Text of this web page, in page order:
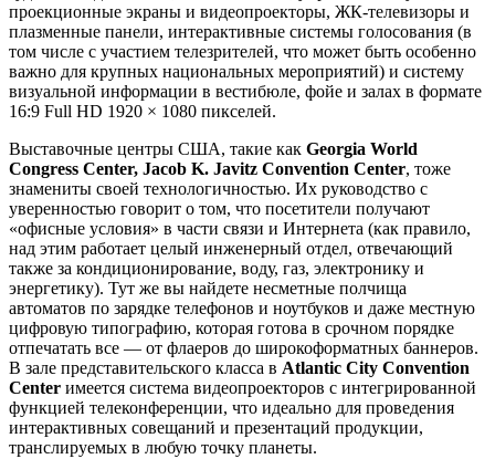
проекционные экраны и видеопроекторы, ЖК-телевизоры и
плазменные панели, интерактивные системы голосования (в
том числе с участием телезрителей, что может быть особенно
важно для крупных национальных мероприятий) и систему
визуальной информации в вестибюле, фойе и залах в формате
16:9 Full HD 1920 × 1080 пикселей.
Выставочные центры США, такие как Georgia World
Congress Center, Jacob K. Javitz Convention Center, тоже
знамениты своей технологичностью. Их руководство с
уверенностью говорит о том, что посетители получают
«офисные условия» в части связи и Интернета (как правило,
над этим работает целый инженерный отдел, отвечающий
также за кондиционирование, воду, газ, электронику и
энергетику). Тут же вы найдете несметные полчища
автоматов по зарядке телефонов и ноутбуков и даже местную
цифровую типографию, которая готова в срочном порядке
отпечатать все — от флаеров до широкоформатных баннеров.
В зале представительского класса в Atlantic City Convention
Center имеется система видеопроекторов с интегрированной
функцией телеконференции, что идеально для проведения
интерактивных совещаний и презентаций продукции,
транслируемых в любую точку планеты.